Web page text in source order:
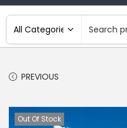
PREVIOUS
Out Of Stock